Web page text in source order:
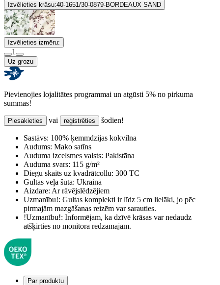
Izvēlieties krāsu:40-1651/30-0879-BORDEAUX SAND
Izvēlieties izmēru:
1
Uz grozu
Pievienojies lojalitātes programmai un atgūsti 5% no pirkuma
summas!
Piesakieties vai reģistrēties šodien!
Sastāvs: 100% ķemmdzijas kokvilna
Audums: Mako satīns
Auduma izcelsmes valsts: Pakistāna
Auduma svars: 115 g/m²
Diegu skaits uz kvadrātcollu: 300 TC
Gultas veļa šūta: Ukrainā
Aizdare: Ar rāvējslēdzējiem
Uzmanību!: Gultas komplekti ir līdz 5 cm lielāki, jo pēc
pirmajām mazgāšanas reizēm var sarauties.
!Uzmanību!: Informējam, ka dzīvē krāsas var nedaudz
atšķirties no monitorā redzamajām.
Par produktu